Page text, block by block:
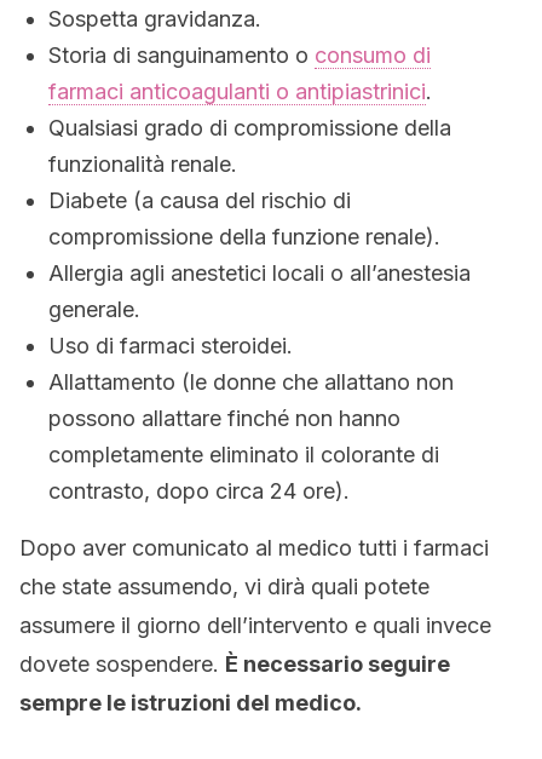
Sospetta gravidanza.
Storia di sanguinamento o consumo di
farmaci anticoagulanti o antipiastrinici.
Qualsiasi grado di compromissione della
funzionalità renale.
Diabete (a causa del rischio di
compromissione della funzione renale).
Allergia agli anestetici locali o all’anestesia
generale.
Uso di farmaci steroidei.
Allattamento (le donne che allattano non
possono allattare finché non hanno
completamente eliminato il colorante di
contrasto, dopo circa 24 ore).
Dopo aver comunicato al medico tutti i farmaci
che state assumendo, vi dirà quali potete
assumere il giorno dell’intervento e quali invece
dovete sospendere. È necessario seguire
sempre le istruzioni del medico.